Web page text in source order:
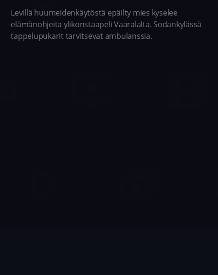
Levillä huumeidenkäytöstä epäilty mies kyselee
elämänohjeita ylikonstaapeli Vaaralalta. Sodankylässä
tappelupukarit tarvitsevat ambulanssia.